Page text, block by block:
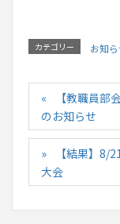
カテゴリー お知
【教職員部
のお知らせ
【結果】8/
大会